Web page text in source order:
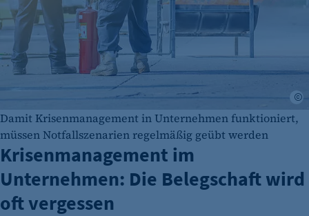
Damit Krisenmanagement in Unternehmen funktioniert,
müssen Notfallszenarien regelmäßig geübt werden
Krisenmanagement im
Unternehmen: Die Belegschaft wird
oft vergessen